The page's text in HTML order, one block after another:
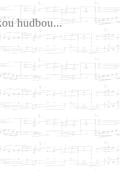
hudbou...